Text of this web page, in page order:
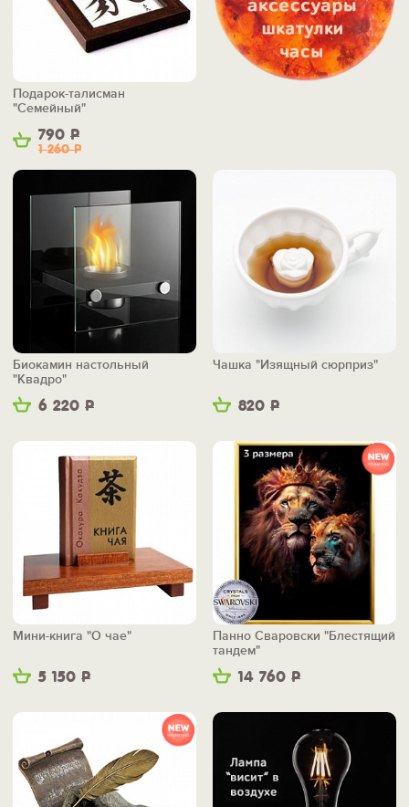
790 Р
1 260Р
Подарок-талисман
"Семейный"
6 220 Р
Биокамин настольный
"Квадро"
820 Р
Чашка "Изящный сюрприз"
5 150 Р
Мини-книга "О чае"
14 760 Р
Панно Сваровски "Блестящий
тандем"